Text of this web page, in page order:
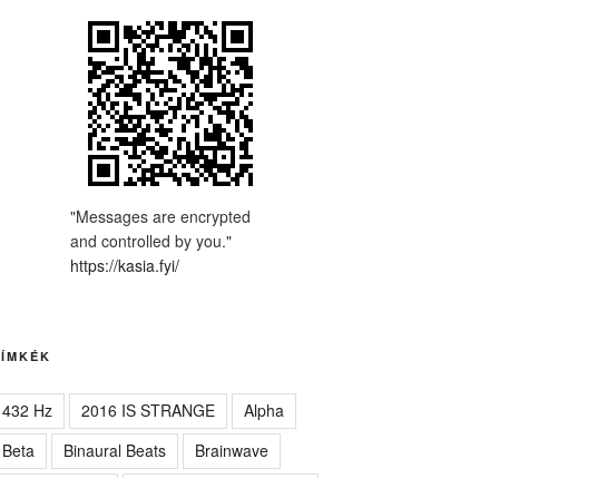
"Messages are encrypted
and controlled by you."
https://kasia.fyi/
432 Hz 2016 IS STRANGE
Alpha
Beta
Binaural Beats
Brainwave